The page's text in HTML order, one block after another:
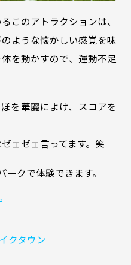
このアトラクションは、
ような懐かしい感覚を味
を動かすので、運動不足
を華麗によけ、スコアを
ェゼェ言ってます。笑
クで体験できます。
クタウン